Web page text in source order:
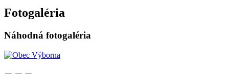
Fotogaléria
Náhodná fotogaléria